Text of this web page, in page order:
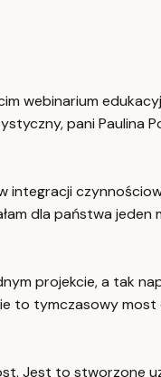
webinarium
pani Paulina
integracji
dla państwa jeden
projekcie, a tak
to tymczasowy
Jest to stworzone